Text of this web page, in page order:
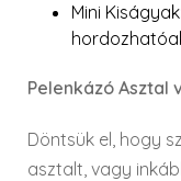
Mini Kiságyak
Pelenkázó Asztal
Döntsük el, hogy
asztalt, vagy